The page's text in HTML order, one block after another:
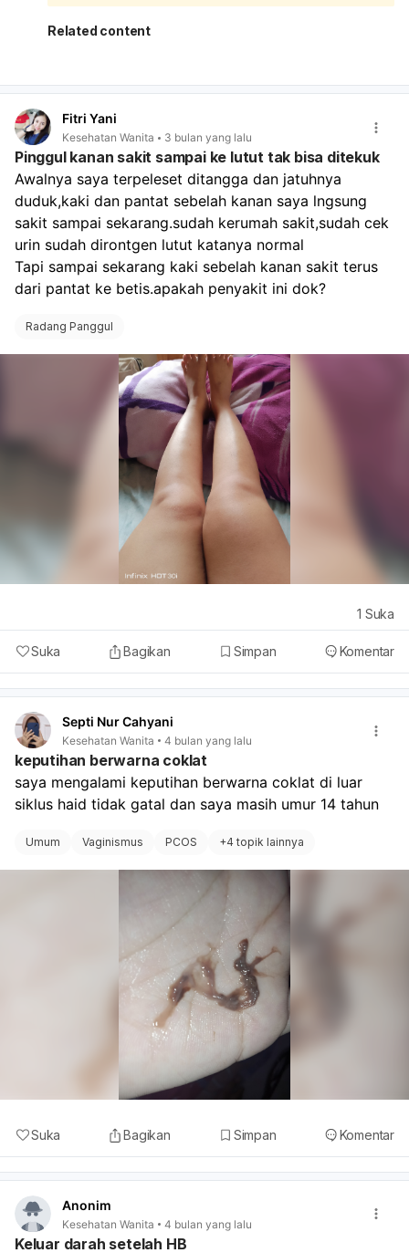
muncul di luar waktu haid biasa memerlukan perhatian
lebih lanjut. Beberapa kondisi yang bisa menyebabkan
(PCOS), atau masalah kesehatan lainnya. Pemeriksaan
membantu menentukan penyebab pasti dari keluhan
Anda dan memberikan penanganan yang tepat.
Related content
Fitri Yani
Kesehatan Wanita 3 bulan yang lalu
Pinggul kanan sakit sampai ke lutut tak bisa ditekuk
Awalnya saya terpeleset ditangga dan jatuhnya
duduk,kaki dan pantat sebelah kanan saya lngsung
sakit sampai sekarang.sudah kerumah sakit,sudah cek
urin sudah dirontgen lutut katanya normal
Tapi sampai sekarang kaki sebelah kanan sakit terus
dari pantat ke betis.apakah penyakit ini dok?
Radang Panggul
Suka Bagikan Simpan Komentar
1 Suka
Septi Nur Cahyani
Kesehatan Wanita 4 bulan yang lalu
keputihan berwarna coklat
saya mengalami keputihan berwarna coklat di luar
siklus haid tidak gatal dan saya masih umur 14 tahun
Umum Vaginismus PCOS +4 topik lainnya
Suka Bagikan Simpan Komentar
Anonim
Kesehatan Wanita 4 bulan yang lalu
Keluar darah setelah HB